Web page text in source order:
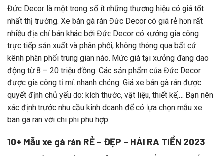
Đức Decor là một trong số ít những thương hiệu có giá tốt
nhất thị trường. Xe bán gà rán Đức Decor có giá rẻ hơn rất
nhiều địa chỉ bán khác bởi Đức Decor có xưởng gia công
trực tiếp sản xuất và phân phối, không thông qua bất cứ
kênh phân phối trung gian nào. Mức giá tại xưởng đang dao
động từ 8 – 20 triệu đồng. Các sản phẩm của Đức Decor
được gia công tỉ mỉ, nhanh chóng. Giá xe bán gà rán được
quyết định chủ yếu do: kích thước, vật liệu, thiết kế,… Bạn nên
xác định trước nhu cầu kinh doanh để có lựa chọn mẫu xe
bán gà rán với chi phí phù hợp.
10+ Mẫu xe gà rán RẺ – ĐẸP – HÁI RA TIỀN 2023